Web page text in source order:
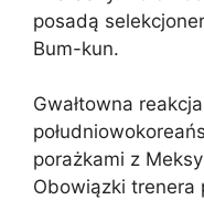
posadą
Bum-kun.
Gwałtowna
porażkami z
Obowiązki trenera